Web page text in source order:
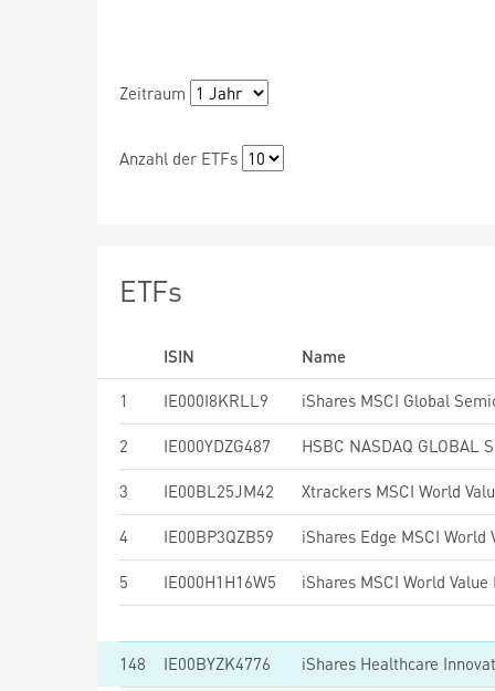
Zeitraum
Anzahl der ETFs
ETFs
ISIN
Name
1
IE000I8KRLL9
2 IE000YDZG487
3 IE00BL25JM42 Xtrackers MSCI World
4 IE00BP3QZB59
5 IE000H1H16W5
148 IE00BYZK4776 iShares Healthcare